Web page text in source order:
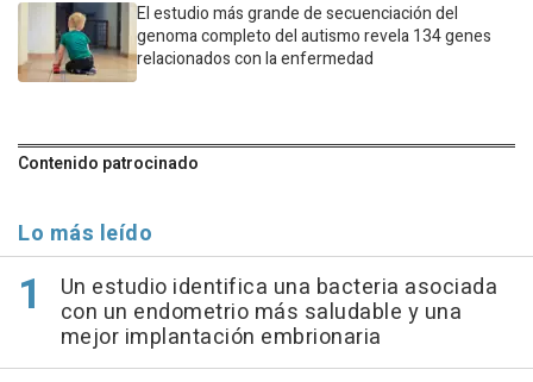
El estudio más grande de secuenciación del
genoma completo del autismo revela 134 genes
relacionados con la enfermedad
Contenido patrocinado
Lo más leído
Un estudio identifica una bacteria asociada
con un endometrio más saludable y una
mejor implantación embrionaria